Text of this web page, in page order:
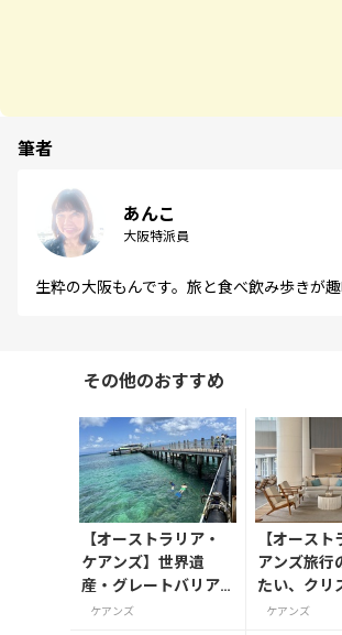
筆者
あんこ
大阪特派員
生粋の大阪もんです。旅と食べ飲み歩きが趣
その他のおすすめ
【オーストラリア・
ケアンズ】世界遺
産・グレートバリア
リーフへ
ケアンズ
【オース
アンズ旅行
たい、クリ
ックコレク
ケアンズ